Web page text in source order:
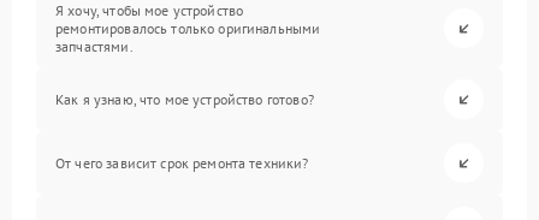
Я хочу, чтобы мое устройство
ремонтировалось только оригинальными
запчастями.
Как я узнаю, что мое устройство готово?
От чего зависит срок ремонта техники?